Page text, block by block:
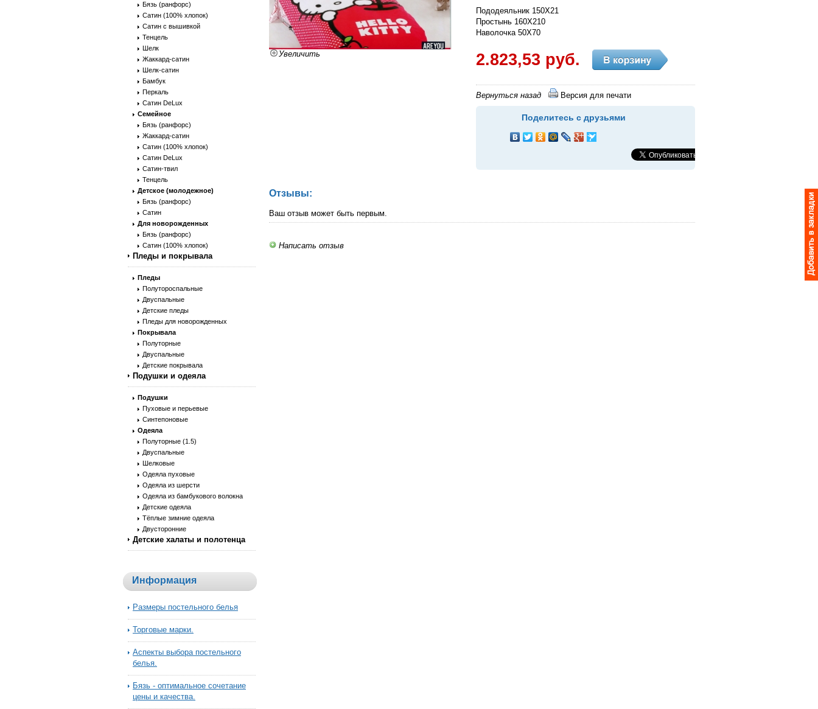
Бязь (ранфорс)
Сатин (100% хлопок)
Сатин с вышивкой
Тенцель
Шелк
Жаккард-сатин
Шелк-сатин
Бамбук
Перкаль
Сатин DeLux
Семейное
Бязь (ранфорс)
Жаккард-сатин
Сатин (100% хлопок)
Сатин DeLux
Сатин-твил
Тенцель
Детское (молодежное)
Бязь (ранфорс)
Сатин
Для новорожденных
Бязь (ранфорс)
Сатин (100% хлопок)
Пледы и покрывала
Пледы
Полутороспальные
Двуспальные
Детские пледы
Пледы для новорожденных
Покрывала
Полуторные
Двуспальные
Детские покрывала
Подушки и одеяла
Подушки
Пуховые и перьевые
Синтепоновые
Одеяла
Полуторные (1.5)
Двуспальные
Шелковые
Одеяла пуховые
Одеяла из шерсти
Одеяла из бамбукового волокна
Детские одеяла
Тёплые зимние одеяла
Двусторонние
Детские халаты и полотенца
Информация
Размеры постельного белья
Торговые марки.
Аспекты выбора постельного
белья.
Бязь - оптимальное сочетание
цены и качества.
Увеличить
Пододеяльник 150X21
Простынь 160X210
Наволочка 50X70
2.823,53 руб.
Вернуться назад Версия для печати
Поделитесь с друзьями
Отзывы:
Ваш отзыв может быть первым.
Написать отзыв